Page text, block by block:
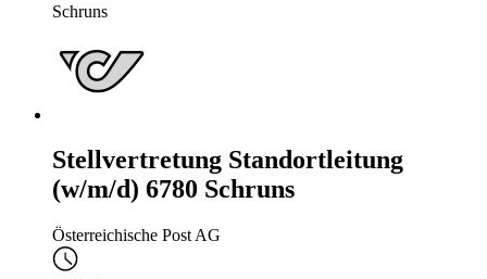
Schruns
Stellvertretung Standortleitung
(w/m/d) 6780 Schruns
Österreichische Post AG